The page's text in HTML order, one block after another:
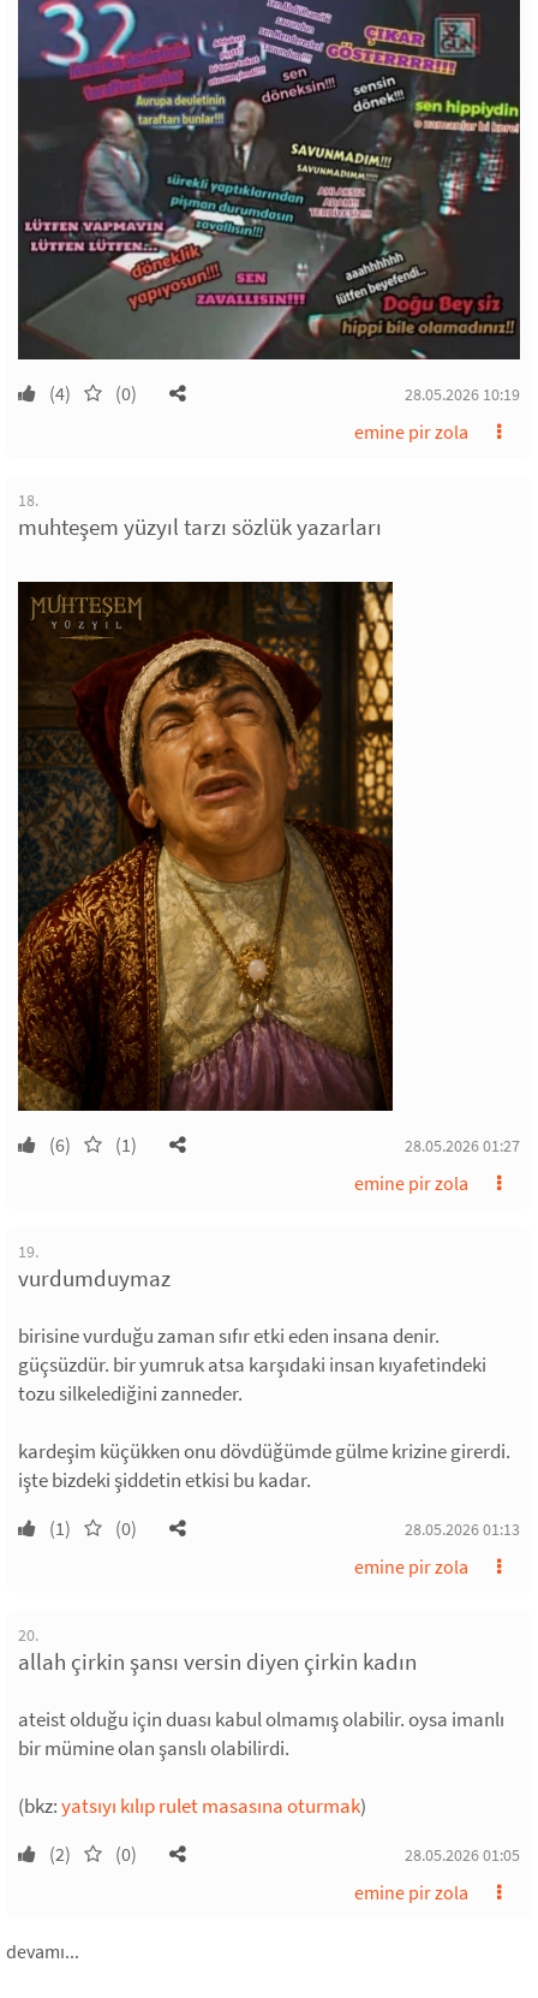
(4) (0) 28.05.2026 10:19
emine pir zola
18.
muhteşem yüzyıl tarzı sözlük yazarları
(6) (1) 28.05.2026 01:27
emine pir zola
19.
vurdumduymaz
birisine vurduğu zaman sıfır etki eden insana denir.
güçsüzdür. bir yumruk atsa karşıdaki insan kıyafetindeki
tozu silkelediğini zanneder.
kardeşim küçükken onu dövdüğümde gülme krizine girerdi.
işte bizdeki şiddetin etkisi bu kadar.
(1) (0) 28.05.2026 01:13
emine pir zola
20.
allah çirkin şansı versin diyen çirkin kadın
ateist olduğu için duası kabul olmamış olabilir. oysa imanlı
bir mümine olan şanslı olabilirdi.
(bkz:yatsıyı kılıp rulet masasına oturmak)
(2) (0) 28.05.2026 01:05
emine pir zola
devamı...